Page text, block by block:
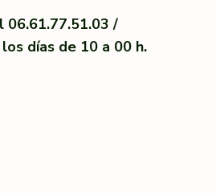
06.61.77.51.03 /
días de 10 a 00 h.